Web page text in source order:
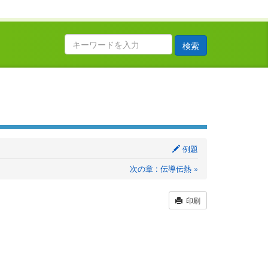
検索
例題
次の章 : 伝導伝熱 »
印刷